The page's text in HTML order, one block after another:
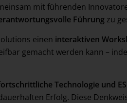
mit führenden
Führung zu
einen interaktiven
gemacht werden kann –
Technologie und
Erfolg. Diese